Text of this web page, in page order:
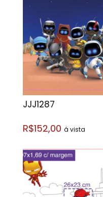
JJJ1287
R$152,00 á vista